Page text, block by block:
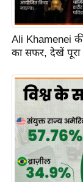
Ali Khamenei
का सफर, देखें पूरा